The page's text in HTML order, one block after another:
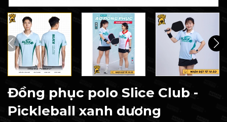
Đồng phục polo Slice Club -
Pickleball xanh dương